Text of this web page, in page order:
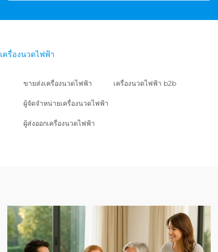
เครื่องนวดไฟฟ้า
ขายส่งเครื่องนวดไฟฟ้า เครื่องนวดไฟฟ้า b2b
ผู้จัดจำหน่ายเครื่องนวดไฟฟ้า
ผู้ส่งออกเครื่องนวดไฟฟ้า